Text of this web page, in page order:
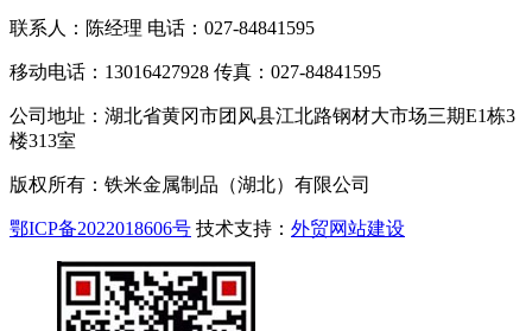
联系人：陈经理 电话：027-84841595
移动电话：13016427928 传真：027-84841595
公司地址：湖北省黄冈市团风县江北路钢材大市场三期E1栋3
楼313室
版权所有：铁米金属制品（湖北）有限公司
鄂ICP备2022018606号 技术支持： 外贸网站建设